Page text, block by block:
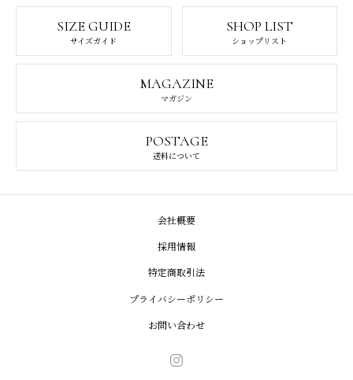
SIZE GUIDE
サイズガイド
SHOP LIST
ショップリスト
MAGAZINE
マガジン
POSTAGE
送料について
会社概要
採用情報
特定商取引法
プライバシーポリシー
お問い合わせ